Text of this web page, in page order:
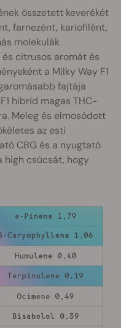
összetett keverékét
farnezént, kariofilént,
molekulák
és citrusos aromát és
a Milky Way F1
fajtája
hibrid magas THC-
Meleg és elmosódott
az esti
CBG és a nyugtató
high csúcsát, hogy